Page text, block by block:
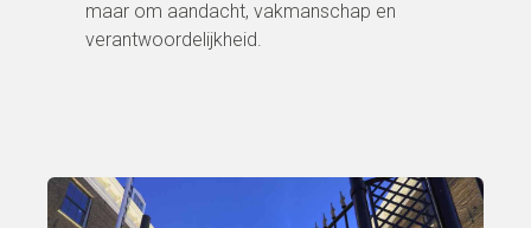
maar om aandacht, vakmanschap en
verantwoordelijkheid.